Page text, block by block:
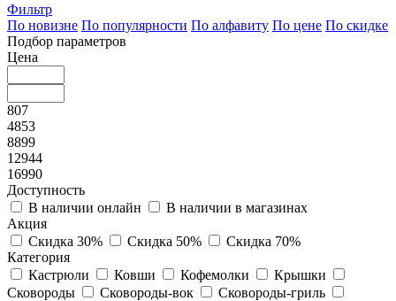
Фильтр
По новизне По популярности По алфавиту По цене По скидке
Подбор параметров
Цена
807
4853
8899
12944
16990
Доступность
В наличии онлайн
В наличии в магазинах
Акция
Скидка 30%
Скидка 50%
Скидка 70%
Категория
Кастрюли
Ковши Кофемолки
Крышки
Сковороды
Сковороды-вок
Сковороды-гриль